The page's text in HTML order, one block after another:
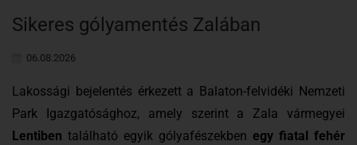
Sikeres gólyamentés Zalában
06.08.2026
Lakossági bejelentés érkezett a Balaton-felvidéki Nemzeti
Park Igazgatósághoz, amely szerint a Zala vármegyei
Lentiben található egyik gólyafészekben egy fiatal fehér